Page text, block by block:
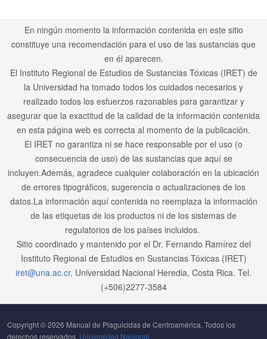
En ningún momento la información contenida en este sitio
constituye una recomendación para el uso de las sustancias que
en él aparecen.
El Instituto Regional de Estudios de Sustancias Tóxicas (IRET) de
la Universidad ha tomado todos los cuidados necesarios y
realizado todos los esfuerzos razonables para garantizar y
asegurar que la exactitud de la calidad de la información contenida
en esta página web es correcta al momento de la publicación.
El IRET no garantiza ni se hace responsable por el uso (o
consecuencia de uso) de las sustancias que aquí se
incluyen.Además, agradece cualquier colaboración en la ubicación
de errores tipográficos, sugerencia o actualizaciones de los
datos.La información aquí contenida no reemplaza la información
de las etiquetas de los productos ni de los sistemas de
regulatorios de los países incluidos.
Sitio coordinado y mantenido por el Dr. Fernando Ramírez del
Instituto Regional de Estudios en Sustancias Tóxicas (IRET)
iret@una.ac.cr, Universidad Nacional Heredia, Costa Rica. Tel.
(+506)2277-3584
Copyright © 2026 Manual de Plaguicidas de Centroamérica. Todos los
derechos reservados. Universidad Nacional.